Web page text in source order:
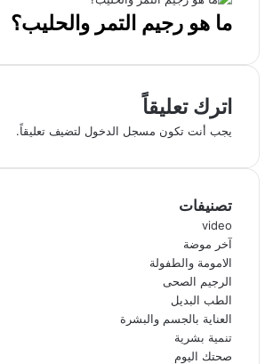
ما هو رجيم التمر والحليب؟
اترك تعليقاً
يجب أنت تكون مسجل الدخول لتضيف تعليقاً.
تصنيفات
video
آخر موضة
الامومة والطفولة
الرجيم الصحى
الطب البديل
العناية بالجسم والبشرة
تنمية بشرية
صحتك اليوم